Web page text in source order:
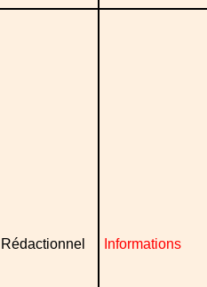
Rédactionnel Informations